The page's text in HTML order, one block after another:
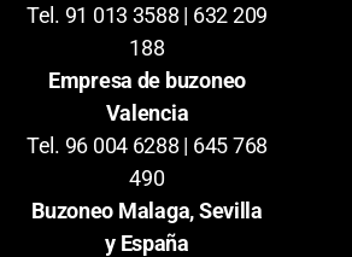
Tel. 91 013 3588 | 632 209
188
Empresa de buzoneo
Valencia
Tel. 96 004 6288 | 645 768
490
Buzoneo Malaga, Sevilla
y España